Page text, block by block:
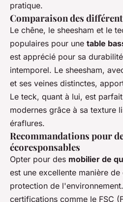
pratique.
Comparaison des
Le chêne, le sheesham et le
populaires pour une table
est apprécié pour sa
intemporel. Le sheesham,
et ses veines distinctes,
Le teck, quant à lui, est
modernes grâce à sa texture
éraflures.
Recommandations pour
écoresponsables
Opter pour des mobilier de
est une excellente manière
protection de
certifications comme le FSC